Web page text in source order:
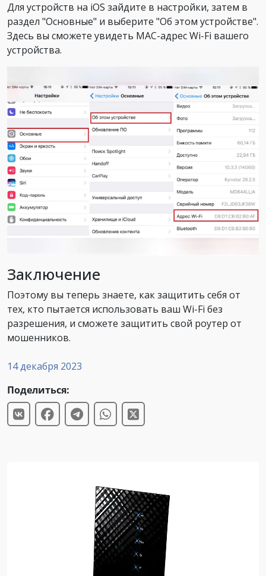
14 декабря 2023
Поделиться:
Для устройств на iOS зайдите в настройки, затем в
раздел "Основные" и выберите "Об этом устройстве".
Здесь вы сможете увидеть MAC-адрес Wi-Fi вашего
устройства.
Заключение
Поэтому вы теперь знаете, как защитить себя от
тех, кто пытается использовать ваш Wi-Fi без
разрешения, и сможете защитить свой роутер от
мошенников.